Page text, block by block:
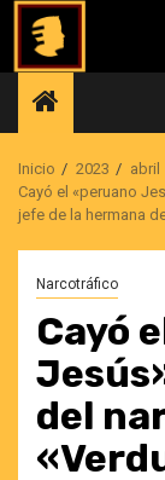
Saltar
contenido
Inicio 2023 abril
Cayó el «peruano
jefe de la hermana
Narcotráfico
Cayó
del